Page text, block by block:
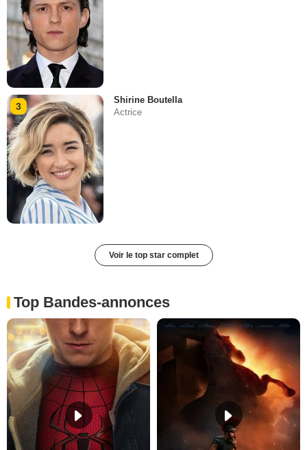
3
Shirine Boutella
Actrice
Voir le top star complet
Top Bandes-annonces